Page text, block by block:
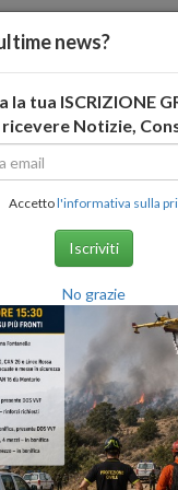
news?
la tua ISCRIZIONE
Notizie,
Accettol'informativa sulla
Iscriviti
No grazie